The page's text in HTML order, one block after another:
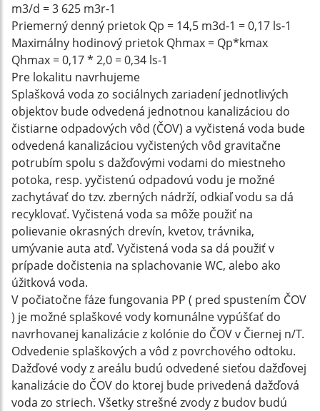
m3/d = 3 625 m3r-1
Priemerný denný prietok Qp = 14,5 m3d-1 = 0,17 ls-1
Maximálny hodinový prietok Qhmax = Qp*kmax
Qhmax = 0,17 * 2,0 = 0,34 ls-1
Pre lokalitu navrhujeme
Splašková voda zo sociálnych zariadení jednotlivých
objektov bude odvedená jednotnou kanalizáciou do
čistiarne odpadových vôd (ČOV) a vyčistená voda bude
odvedená kanalizáciou vyčistených vôd gravitačne
potrubím spolu s dažďovými vodami do miestneho
potoka, resp. yyčistenú odpadovú vodu je možné
zachytávať do tzv. zberných nádrží, odkiaľ vodu sa dá
recyklovať. Vyčistená voda sa môže použiť na
polievanie okrasných drevín, kvetov, trávnika,
umývanie auta atď. Vyčistená voda sa dá použiť v
prípade dočistenia na splachovanie WC, alebo ako
úžitková voda.
V počiatočne fáze fungovania PP ( pred spustením ČOV
) je možné splaškové vody komunálne vypúšťať do
navrhovanej kanalizácie z kolónie do ČOV v Čiernej n/T.
Odvedenie splaškových a vôd z povrchového odtoku.
Dažďové vody z areálu budú odvedené sieťou dažďovej
kanalizácie do ČOV do ktorej bude privedená dažďová
voda zo striech. Všetky strešné zvody z budov budú